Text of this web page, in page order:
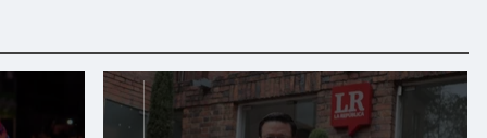
$ 3.668,00 +$ 456,00 +14,20%